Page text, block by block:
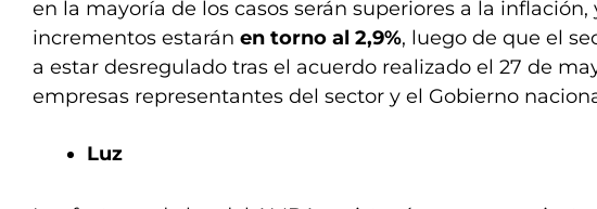
en la mayoría de los casos serán superiores a la inflación,
incrementos estarán en torno al 2,9%, luego de que el
a estar desregulado tras el acuerdo realizado el 27 de
empresas representantes del sector y el Gobierno
Luz